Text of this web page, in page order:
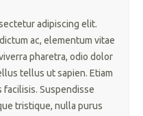
adipiscing elit.
ac, elementum vitae
pharetra, odio dolor
tellus ut sapien. Etiam
facilisis. Suspendisse
tristique, nulla purus